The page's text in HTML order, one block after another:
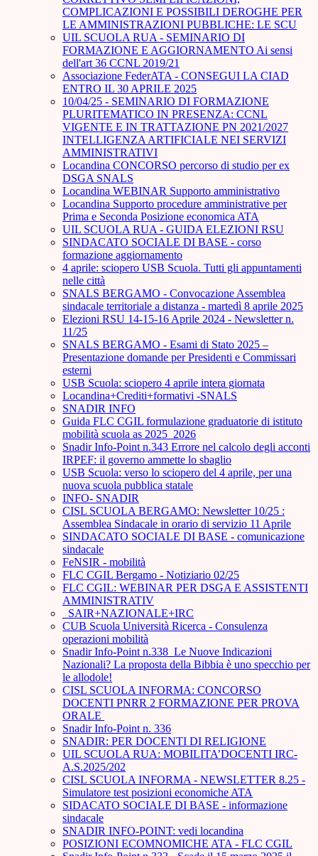
COMPLICAZIONI E POSSIBILI DEROGHE PER
LE AMMINISTRAZIONI PUBBLICHE: LE SCU
UIL SCUOLA RUA - SEMINARIO DI
FORMAZIONE E AGGIORNAMENTO Ai sensi
dell'art 36 CCNL 2019/21
Associazione FederATA - CONSEGUI LA CIAD
ENTRO IL 30 APRILE 2025
10/04/25 - SEMINARIO DI FORMAZIONE
PLURITEMATICO IN PRESENZA: CCNL
VIGENTE E IN TRATTAZIONE PN 2021/2027
INTELLIGENZA ARTIFICIALE NEI SERVIZI
AMMINISTRATIVI
Locandina CONCORSO percorso di studio per ex
DSGA SNALS
Locandina WEBINAR Supporto amministrativo
Locandina Supporto procedure amministrative per
Prima e Seconda Posizione economica ATA
UIL SCUOLA RUA - GUIDA ELEZIONI RSU
SINDACATO SOCIALE DI BASE - corso
formazione aggiornamento
4 aprile: sciopero USB Scuola. Tutti gli appuntamenti
nelle città
SNALS BERGAMO - Convocazione Assemblea
sindacale territoriale a distanza - martedì 8 aprile 2025
Elezioni RSU 14-15-16 Aprile 2024 - Newsletter n.
11/25
SNALS BERGAMO - Esami di Stato 2025 –
Presentazione domande per Presidenti e Commissari
esterni
USB Scuola: sciopero 4 aprile intera giornata
Locandina+Crediti+formativi -SNALS
SNADIR INFO
Guida FLC CGIL formulazione graduatorie di istituto
mobilità scuola as 2025_2026
Snadir Info-Point n.343 Errore nel calcolo degli acconti
IRPEF: il governo ammette lo sbaglio
USB Scuola: verso lo sciopero del 4 aprile, per una
nuova scuola pubblica statale
INFO- SNADIR
CISL SCUOLA BERGAMO: Newsletter 10/25 :
Assemblea Sindacale in orario di servizio 11 Aprile
SINDACATO SOCIALE DI BASE - comunicazione
sindacale
FeNSIR - mobilità
FLC CGIL Bergamo - Notiziario 02/25
FLC CGIL: WEBINAR PER DSGA E ASSISTENTI
AMMINISTRATIV
_SAIR+NAZIONALE+IRC
CUB Scuola Università Ricerca - Consulenza
operazioni mobilità
Snadir Info-Point n.338 Le Nuove Indicazioni
Nazionali? La proposta della Bibbia è uno specchio per
le allodole!
CISL SCUOLA INFORMA: CONCORSO
DOCENTI PNRR 2 FORMAZIONE PER PROVA
ORALE ­
Snadir Info-Point n. 336
SNADIR: PER DOCENTI DI RELIGIONE
UIL SCUOLA RUA: MOBILITA’DOCENTI IRC-
A.S.2025/202
CISL SCUOLA INFORMA - NEWSLETTER 8.25 -
Simulatore test posizioni economiche ATA
SIDACATO SOCIALE DI BASE - informazione
sindacale
SNADIR INFO-POINT: vedi locandina
POSIZIONI ECOMNOMICHE ATA - FLC CGIL